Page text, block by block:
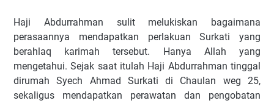
Haji Abdurrahman sulit melukiskan bagaimana
perasaannya mendapatkan perlakuan Surkati yang
berahlaq karimah tersebut. Hanya Allah yang
mengetahui. Sejak saat itulah Haji Abdurrahman tinggal
dirumah Syech Ahmad Surkati di Chaulan weg 25,
sekaligus mendapatkan perawatan dan pengobatan